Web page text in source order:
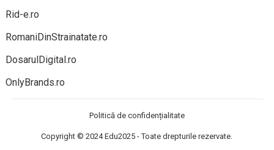
Rid-e.ro
RomaniDinStrainatate.ro
DosarulDigital.ro
OnlyBrands.ro
Politică de confidențialitate
Copyright © 2024Edu2025 - Toate drepturile rezervate.